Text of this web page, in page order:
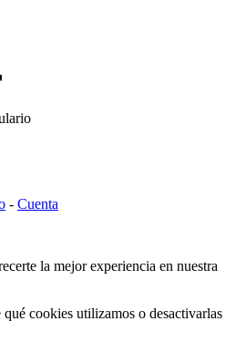
- Cuenta
la mejor experiencia en nuestra
qué cookies utilizamos o desactivarlas